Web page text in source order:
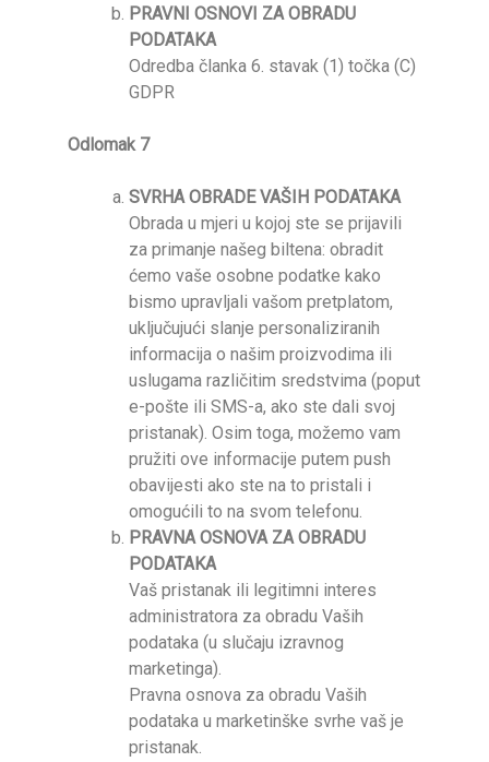
PRAVNI OSNOVI ZA OBRADU
PODATAKA
Odredba članka 6. stavak (1) točka (C)
GDPR
Odlomak 7
SVRHA OBRADE VAŠIH PODATAKA
Obrada u mjeri u kojoj ste se prijavili
za primanje našeg biltena: obradit
ćemo vaše osobne podatke kako
bismo upravljali vašom pretplatom,
uključujući slanje personaliziranih
informacija o našim proizvodima ili
uslugama različitim sredstvima (poput
e-pošte ili SMS-a, ako ste dali svoj
pristanak). Osim toga, možemo vam
pružiti ove informacije putem push
obavijesti ako ste na to pristali i
omogućili to na svom telefonu.
PRAVNA OSNOVA ZA OBRADU
PODATAKA
Vaš pristanak ili legitimni interes
administratora za obradu Vaših
podataka (u slučaju izravnog
marketinga).
Pravna osnova za obradu Vaših
podataka u marketinške svrhe vaš je
pristanak.